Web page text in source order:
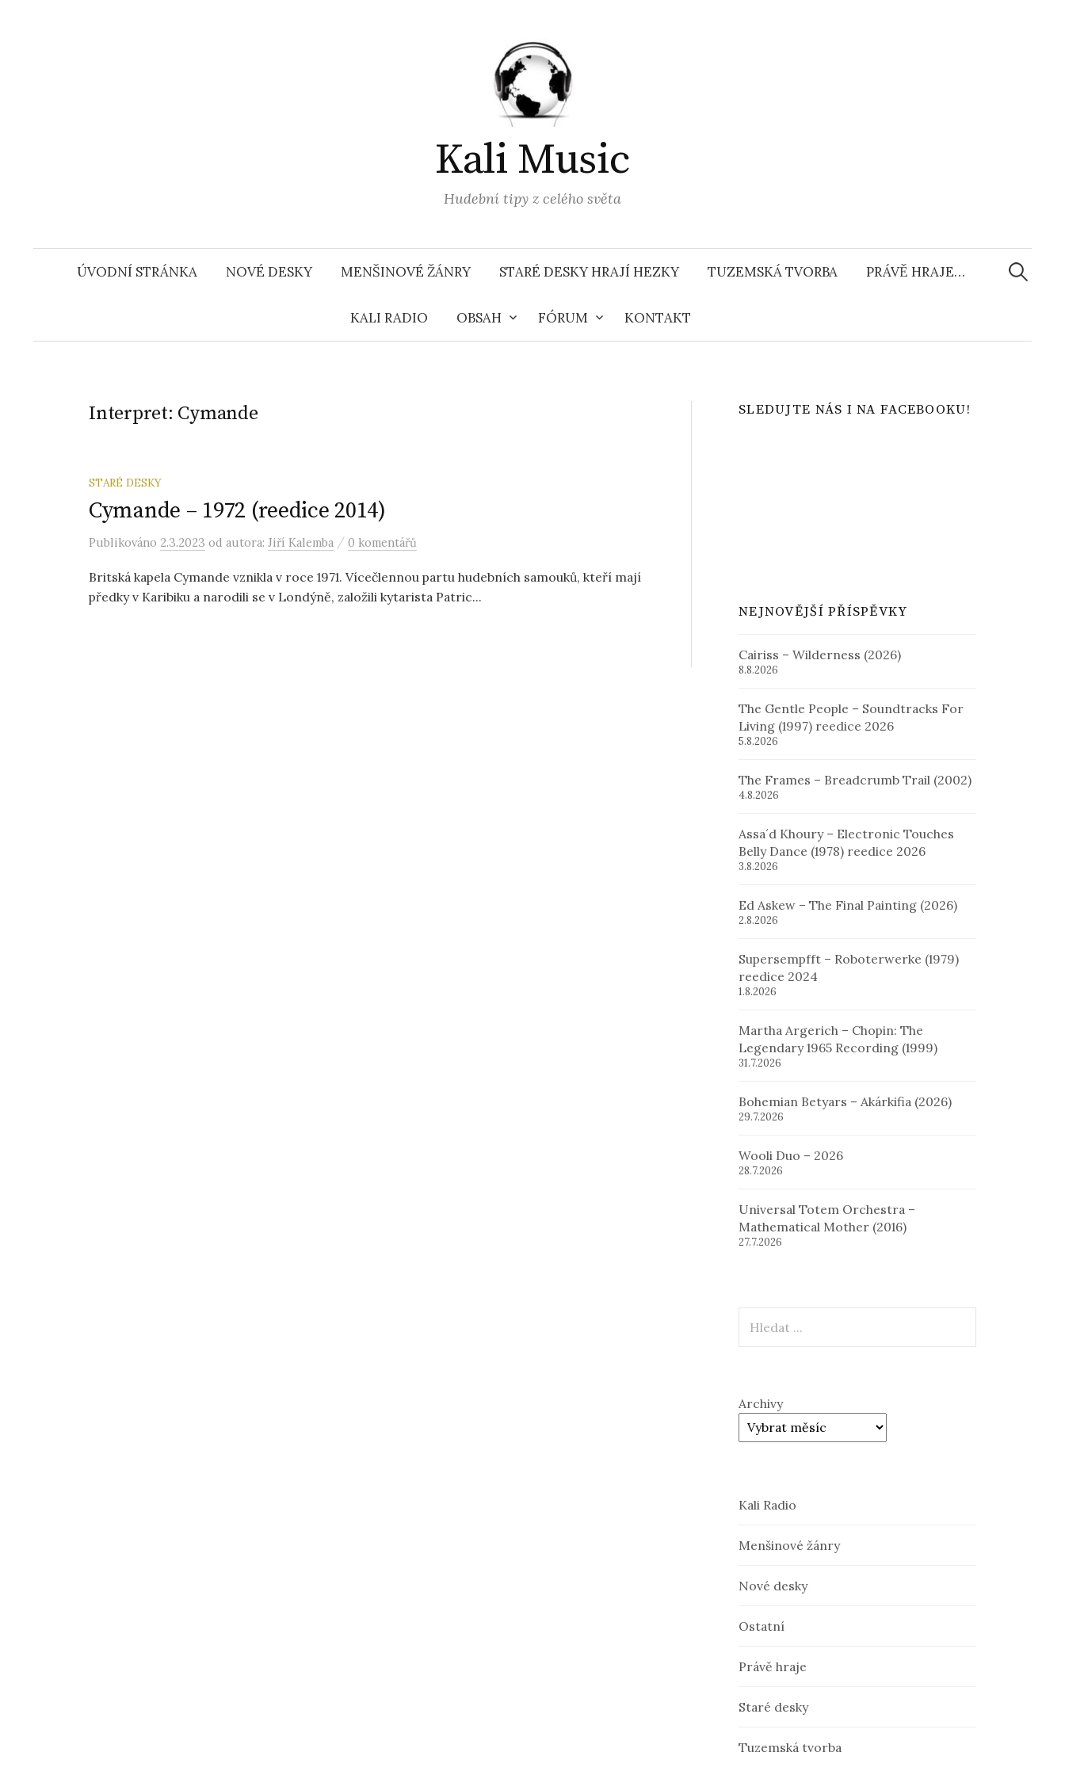
Kali Music
Hudební tipy z celého světa
ÚVODNÍ STRÁNKA NOVÉ DESKY MENŠINOVÉ ŽÁNRY STARÉ DESKY HRAJÍ HEZKY TUZEMSKÁ TVORBA PRÁVĚ HRAJE…
KALI RADIO OBSAH FÓRUM KONTAKT
Interpret: Cymande
STARÉ DESKY
Cymande – 1972 (reedice 2014)
Publikováno 2.3.2023 od autora: Jiří Kalemba / 0 komentářů
Britská kapela Cymande vznikla v roce 1971. Vícečlennou partu hudebních samouků, kteří mají
předky v Karibiku a narodili se v Londýně, založili kytarista Patric...
SLEDUJTE NÁS I NA FACEBOOKU!
NEJNOVĚJŠÍ PŘÍSPĚVKY
Cairiss – Wilderness (2026)
8.8.2026
The Gentle People – Soundtracks For
Living (1997) reedice 2026
5.8.2026
The Frames – Breadcrumb Trail (2002)
4.8.2026
Assa´d Khoury – Electronic Touches
Belly Dance (1978) reedice 2026
3.8.2026
Ed Askew – The Final Painting (2026)
2.8.2026
Supersempfft – Roboterwerke (1979)
reedice 2024
1.8.2026
Martha Argerich – Chopin: The
Legendary 1965 Recording (1999)
31.7.2026
Bohemian Betyars – Akárkifia (2026)
29.7.2026
Wooli Duo – 2026
28.7.2026
Universal Totem Orchestra –
Mathematical Mother (2016)
27.7.2026
Archivy
Kali Radio
Menšinové žánry
Nové desky
Ostatní
Právě hraje
Staré desky
Tuzemská tvorba